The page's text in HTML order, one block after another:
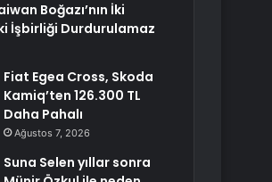
Boğazı’nın İki
İşbirliği Durdurulamaz
Fiat Egea Cross, Skoda
Kamiq’ten 126.300 TL
Daha Pahalı
Ağustos 7, 2026
Suna Selen yıllar sonra